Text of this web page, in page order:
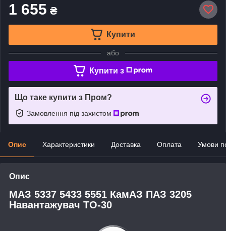
1 655 ₴
Купити
або
Купити з
Що таке купити з Пром?
Замовлення під захистом
Опис Характеристики Доставка Оплата Умови
Опис
МАЗ 5337 5433 5551 КамАЗ ПАЗ 3205
Навантажувач ТО-30